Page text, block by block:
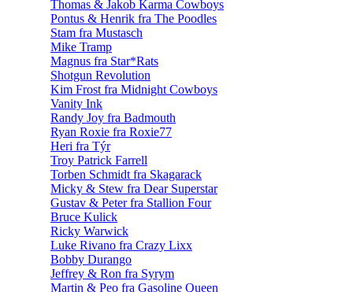
Thomas & Jakob Karma Cowboys
Pontus & Henrik fra The Poodles
Stam fra Mustasch
Mike Tramp
Magnus fra Star*Rats
Shotgun Revolution
Kim Frost fra Midnight Cowboys
Vanity Ink
Randy Joy fra Badmouth
Ryan Roxie fra Roxie77
Heri fra Týr
Troy Patrick Farrell
Torben Schmidt fra Skagarack
Micky & Stew fra Dear Superstar
Gustav & Peter fra Stallion Four
Bruce Kulick
Ricky Warwick
Luke Rivano fra Crazy Lixx
Bobby Durango
Jeffrey & Ron fra Syrym
Martin & Peo fra Gasoline Queen